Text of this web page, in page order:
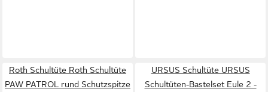
Roth Schultüte Roth Schultüte
PAW PATROL rund Schutzspitze
URSUS Schultüte URSUS
Schultüten-Bastelset Eule 2 -